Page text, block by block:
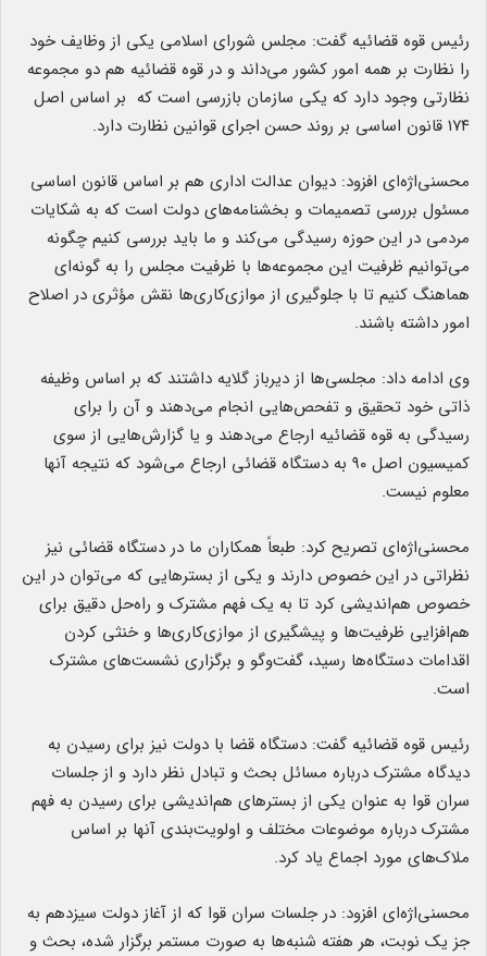
رئیس قوه قضائیه گفت: مجلس شورای اسلامی یکی از وظایف خود
را نظارت بر همه امور کشور می‌داند و در قوه قضائیه هم دو مجموعه
نظارتی وجود دارد که یکی سازمان بازرسی است که بر اساس اصل
۱۷۴ قانون اساسی بر روند حسن اجرای قوانین نظارت دارد.
محسنی‌اژه‌ای افزود: دیوان عدالت اداری هم بر اساس قانون اساسی
مسئول بررسی تصمیمات و بخشنامه‌های دولت است که به شکایات
مردمی در این حوزه رسیدگی می‌کند و ما باید بررسی کنیم چگونه
می‌توانیم ظرفیت این مجموعه‌ها با ظرفیت مجلس را به گونه‌ای
هماهنگ کنیم تا با جلوگیری از موازی‌کاری‌ها نقش مؤثری در اصلاح
امور داشته باشند.
وی ادامه داد: مجلسی‌ها از دیرباز گلایه داشتند که بر اساس وظیفه
ذاتی خود تحقیق و تفحص‌هایی انجام می‌دهند و آن را برای
رسیدگی به قوه قضائیه ارجاع می‌دهند و یا گزارش‌هایی از سوی
کمیسیون اصل ۹۰ به دستگاه قضائی ارجاع می‌شود که نتیجه آنها
معلوم نیست.
محسنی‌اژه‌ای تصریح کرد: طبعاً همکاران ما در دستگاه قضائی نیز
نظراتی در این خصوص دارند و یکی از بسترهایی که می‌توان در این
خصوص هم‌اندیشی کرد تا به یک فهم مشترک و راه‌حل دقیق برای
هم‌افزایی ظرفیت‌ها و پیشگیری از موازی‌کاری‌ها و خنثی کردن
اقدامات دستگاه‌ها رسید، گفت‌وگو و برگزاری نشست‌های مشترک
است.
رئیس قوه قضائیه گفت: دستگاه قضا با دولت نیز برای رسیدن به
دیدگاه مشترک درباره مسائل بحث و تبادل نظر دارد و از جلسات
سران قوا به عنوان یکی از بسترهای هم‌اندیشی برای رسیدن به فهم
مشترک درباره موضوعات مختلف و اولویت‌بندی آنها بر اساس
ملاک‌های مورد اجماع یاد کرد.
محسنی‌اژه‌ای افزود: در جلسات سران قوا که از آغاز دولت سیزدهم به
جز یک نوبت، هر هفته شنبه‌ها به صورت مستمر برگزار شده، بحث و